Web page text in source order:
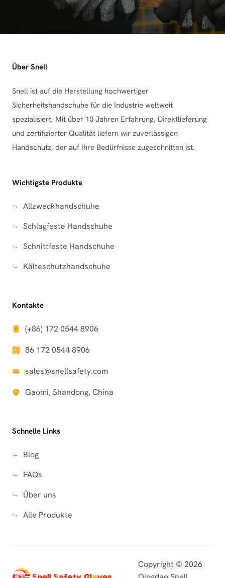
Über Snell
Snell ist auf die Herstellung hochwertiger
Sicherheitshandschuhe für die Industrie weltweit
spezialisiert. Mit über 10 Jahren Erfahrung, Direktlieferung
und zertifizierter Qualität liefern wir zuverlässigen
Handschutz, der auf Ihre Bedürfnisse zugeschnitten ist.
Wichtigste Produkte
Allzweckhandschuhe
Schlagfeste Handschuhe
Schnittfeste Handschuhe
Kälteschutzhandschuhe
Kontakte
(+86) 172 0544 8906
86 172 0544 8906
sales@snellsafety.com
Gaomi, Shandong, China
Schnelle Links
Blog
FAQs
Über uns
Alle Produkte
Copyright © 2026